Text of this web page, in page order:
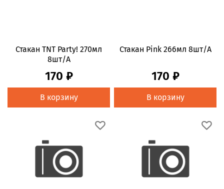
Стакан TNT Party! 270мл
8шт/A
170 ₽
В корзину
Стакан Pink 266мл 8шт/A
170 ₽
В корзину